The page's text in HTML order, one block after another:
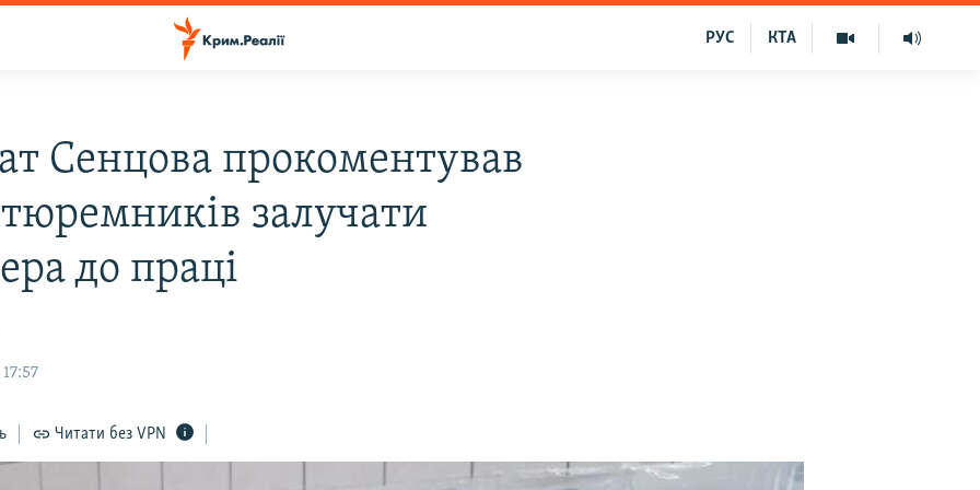
КТА
РУС
Сенцова прокоментував
залучати
до праці
Читати без VPN